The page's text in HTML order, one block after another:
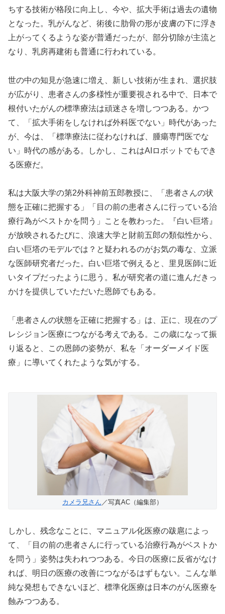
ちする技術が格段に向上し、今や、拡大手術は過去の遺物
となった。乳がんなど、術後に肋骨の形が皮膚の下に浮き
上がってくるような姿が普通だったが、部分切除が主流と
なり、乳房再建術も普通に行われている。
世の中の知見が急速に増え、新しい技術が生まれ、選択肢
が広がり、患者さんの多様性が重要視される中で、日本で
根付いたがんの標準療法は頑迷さを増しつつある。かつ
て、「拡大手術をしなければ外科医でない」時代があった
が、今は、「標準療法に従わなければ、腫瘍専門医でな
い」時代の感がある。しかし、これはAIロボットでもでき
る医療だ。
私は大阪大学の第2外科神前五郎教授に、「患者さんの状
態を正確に把握する」「目の前の患者さんに行っている治
療行為がベストかを問う」ことを教わった。『白い巨塔』
が放映されるたびに、浪速大学と財前五郎の類似性から、
白い巨塔のモデルでは？と疑われるのがお気の毒な、立派
な医師研究者だった。白い巨塔で例えると、里見医師に近
いタイプだったように思う。私が研究者の道に進んだきっ
かけを提供していただいた恩師でもある。
「患者さんの状態を正確に把握する」は、正に、現在のプ
レシジョン医療につながる考えである。この歳になって振
り返ると、この恩師の姿勢が、私を「オーダーメイド医
療」に導いてくれたような気がする。
カメラ兄さん ／写真AC（編集部）
しかし、残念なことに、マニュアル化医療の跋扈によっ
て、「目の前の患者さんに行っている治療行為がベストか
を問う」姿勢は失われつつある。今日の医療に反省がなけ
れば、明日の医療の改善につながるはずもない。こんな単
純な発想もできないほど、標準化医療は日本のがん医療を
蝕みつつある。